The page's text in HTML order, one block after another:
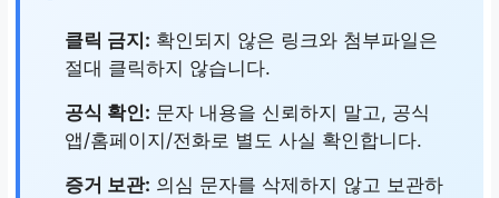
클릭 금지: 확인되지 않은 링크와 첨부파일은
절대 클릭하지 않습니다.
공식 확인: 문자 내용을 신뢰하지 말고, 공식
앱/홈페이지/전화로 별도 사실 확인합니다.
증거 보관: 의심 문자를 삭제하지 않고 보관하